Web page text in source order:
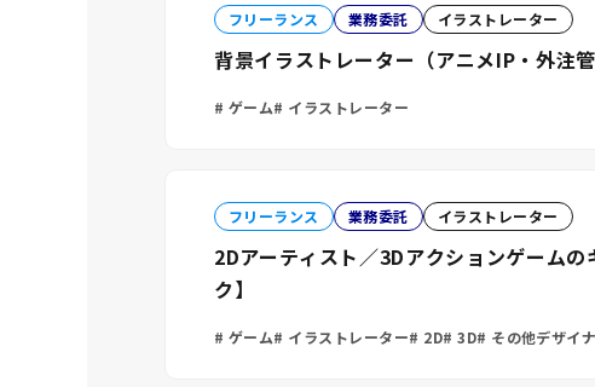
フリーランス 業務委託 イラストレーター
背景イラストレーター（アニメIP・外注
ゲーム イラストレーター
フリーランス 業務委託 イラストレーター
2Dアーティスト／3Dアクションゲーム
ク】
ゲーム イラストレーター 2D 3D その他デザイ